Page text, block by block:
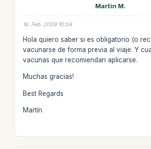
Martin M.
16. Feb. 2009 10:59
Hola quiero saber si es obligatorio (o
vacunarse de forma previa al viaje. Y
vacunas que recomiendan aplicarse.
Muchas gracias!
Best Regards
Martín